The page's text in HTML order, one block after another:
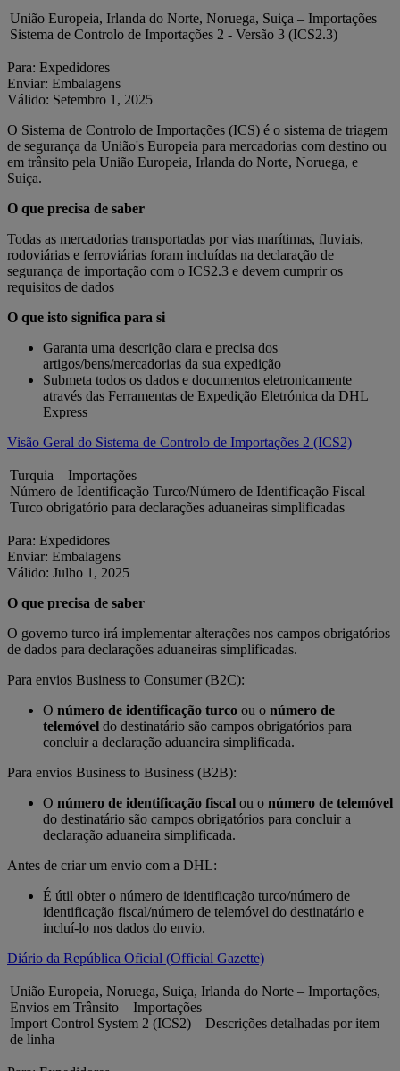
União Europeia, Irlanda do Norte, Noruega, Suiça – Importações
Sistema de Controlo de Importações 2 - Versão 3 (ICS2.3)
Para: Expedidores
Enviar: Embalagens
Válido: Setembro 1, 2025
O Sistema de Controlo de Importações (ICS) é o sistema de triagem
de segurança da União's Europeia para mercadorias com destino ou
em trânsito pela União Europeia, Irlanda do Norte, Noruega, e
Suiça.
O que precisa de saber
Todas as mercadorias transportadas por vias marítimas, fluviais,
rodoviárias e ferroviárias foram incluídas na declaração de
segurança de importação com o ICS2.3 e devem cumprir os
requisitos de dados
O que isto significa para si
Garanta uma descrição clara e precisa dos
artigos/bens/mercadorias da sua expedição
Submeta todos os dados e documentos eletronicamente
através das Ferramentas de Expedição Eletrónica da DHL
Express
Visão Geral do Sistema de Controlo de Importações 2 (ICS2)
Turquia – Importações
Número de Identificação Turco/Número de Identificação Fiscal
Turco obrigatório para declarações aduaneiras simplificadas
Para: Expedidores
Enviar: Embalagens
Válido: Julho 1, 2025
O que precisa de saber
O governo turco irá implementar alterações nos campos obrigatórios
de dados para declarações aduaneiras simplificadas.
Para envios Business to Consumer (B2C):
O número de identificação turco ou o número de
telemóvel do destinatário são campos obrigatórios para
concluir a declaração aduaneira simplificada.
Para envios Business to Business (B2B):
O número de identificação fiscal ou o número de telemóvel
do destinatário são campos obrigatórios para concluir a
declaração aduaneira simplificada.
Antes de criar um envio com a DHL:
É útil obter o número de identificação turco/número de
identificação fiscal/número de telemóvel do destinatário e
incluí-lo nos dados do envio.
Diário da República Oficial (Official Gazette)
União Europeia, Noruega, Suiça, Irlanda do Norte – Importações,
Envios em Trânsito – Importações
Import Control System 2 (ICS2) – Descrições detalhadas por item
de linha